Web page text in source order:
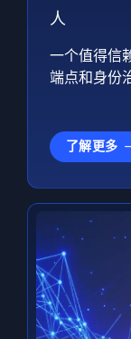
人
一个值得信
端点和身份
了解更多